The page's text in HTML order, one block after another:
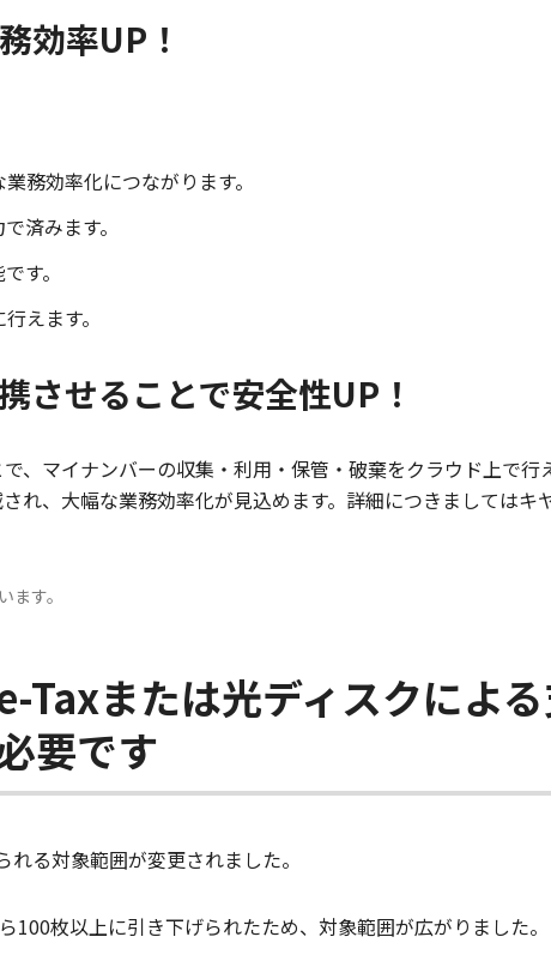
効率UP！
務効率化につながります。
済みます。
す。
えます。
させることで安全性UP！
、マイナンバーの収集・利用・保管・破棄をクラウド上で行
れ、大幅な業務効率化が見込めます。詳細につきましてはキ
す。
Taxまたは光ディスクによ
要です
る対象範囲が変更されました。
枚以上に引き下げられたため、対象範囲が広がりました。